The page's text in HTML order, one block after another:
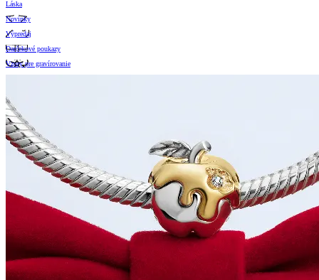
Láska
Novinky
Výpredaj
Darčekové poukazy
Vzory pre gravírovanie